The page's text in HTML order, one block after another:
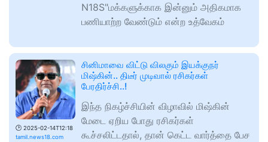
N18S"மக்களுக்காக இன்னும் அதிகமாக
பணியாற்ற வேண்டும் என்ற உத்வேகம்
🕑 2025-02-14T12:18
tamil.news18.com
சினிமாவை விட்டு விலகும் இயக்குநர்
மிஷ்கின்.. திடீர் முடிவால் ரசிகர்கள்
பேரதிர்ச்சி..!
இந்த நிகழ்ச்சியின் விழாவில் மிஷ்கின்
மேடை ஏறிய போது ரசிகர்கள்
கூச்சலிட்டதால், தான் கெட்ட வார்த்தை பேச